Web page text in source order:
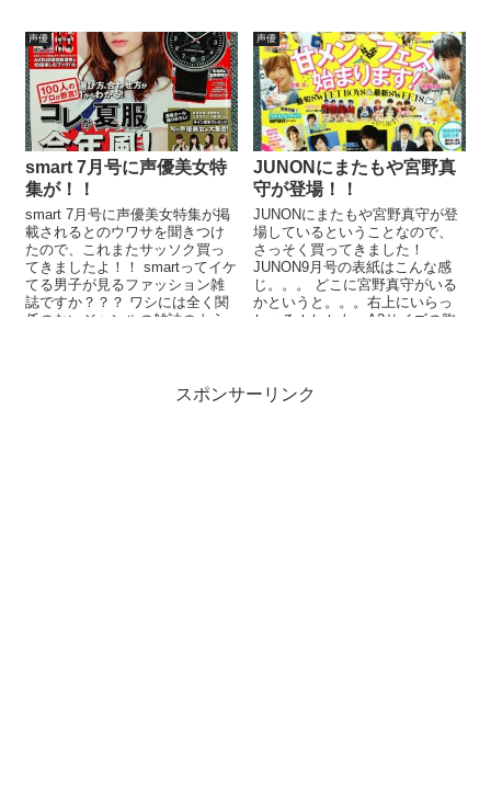
声優
smart 7月号に声優美女特
集が！！
smart 7月号に声優美女特集が掲
載されるとのウワサを聞きつけ
たので、これまたサッソク買っ
てきましたよ！！ smartってイケ
てる男子が見るファッション雑
誌ですか？？？ ワシには全く関
係のないジャンルの雑誌のよう
声優
JUNONにまたもや宮野真
守が登場！！
JUNONにまたもや宮野真守が登
場しているということなので、
さっそく買ってきました！
JUNON9月号の表紙はこんな感
じ。。。 どこに宮野真守がいる
かというと。。。右上にいらっ
しゃる！しかも、A3サイズの胸
スポンサーリンク